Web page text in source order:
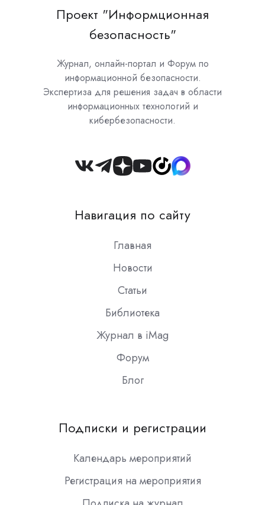
Проект "Информционная
безопасность"
Журнал, онлайн-портал и Форум по
информационной безопасности.
Экспертиза для решения задач в области
информационных технологий и
кибербезопасности.
Join
Slack
Навигация по сайту
Главная
Новости
Статьи
Библиотека
Журнал в iMag
Форум
Блог
Подписки и регистрации
Календарь мероприятий
Регистрация на мероприятия